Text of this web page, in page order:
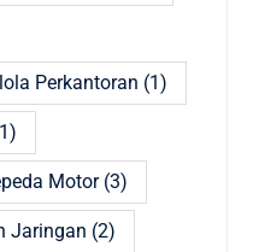
Perkantoran (1)
Motor(3)
Jaringan (2)